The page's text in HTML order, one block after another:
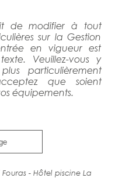
de modifier à tout
sur la Gestion
en vigueur est
Veuillez-vous y
particulièrement
que soient
équipements.
- Hôtel piscine La